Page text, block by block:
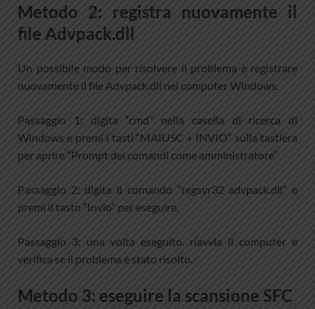
Metodo 2: registra nuovamente il
file Advpack.dll
Un possibile modo per risolvere il problema è registrare
nuovamente il file Advpack.dll nel computer Windows.
Passaggio 1: digita “cmd” nella casella di ricerca di
Windows e premi i tasti “MAIUSC + INVIO” sulla tastiera
per aprire “Prompt dei comandi come amministratore”
Passaggio 2: digita il comando “regsvr32 advpack.dll” e
premi il tasto “Invio” per eseguire.
Passaggio 3: una volta eseguito, riavvia il computer e
verifica se il problema è stato risolto.
Metodo 3: eseguire la scansione SFC